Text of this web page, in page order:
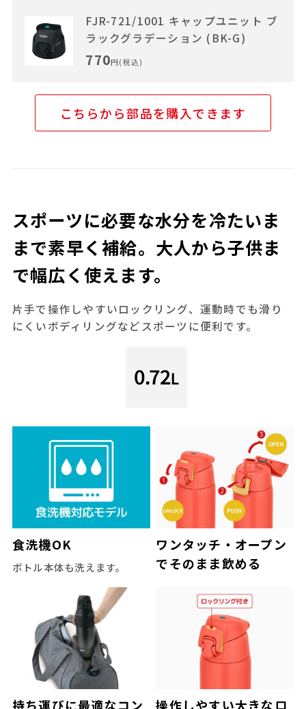
FJR-721/1001 キャップユニット ブ
ラックグラデーション (BK-G)
770円(税込)
こちらから部品を購入できます
スポーツに必要な水分を冷たいま
まで素早く補給。大人から子供ま
で幅広く使えます。
片手で操作しやすいロックリング、運動時でも滑り
にくいボディリングなどスポーツに便利です。
食洗機OK
ボトル本体も洗えます。
ワンタッチ・オープン
でそのまま飲める
持ち運びに最適なコン 操作しやすい大きなロ